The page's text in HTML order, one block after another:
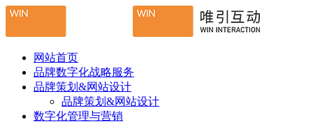
网站首页
品牌数字化战略服务
品牌策划&网站设计
品牌策划&网站设计
数字化管理与营销